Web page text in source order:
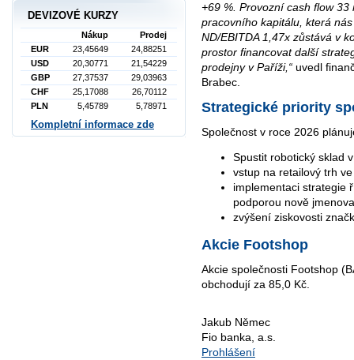
+69 %. Provozní cash flow
pracovního kapitálu, která
ND/EBITDA 1,47x zůstává v
prostor financovat další
prodejny v Paříži,“ uvedl
Brabec.
Strategické priority
Společnost v roce 2026
Spustit robotický sklad
vstup na retailový trh
implementaci strategie
podporou nově
zvýšení ziskovosti
Akcie Footshop
Akcie společnosti Footshop
obchodují za 85,0 Kč.
Jakub Němec
Fio banka, a.s.
Prohlášení
DEVIZOVÉ KURZY
Nákup
Prodej
EUR
23,45649
24,88251
USD
20,30771
21,54229
GBP
27,37537
29,03963
CHF
25,17088
26,70112
PLN
5,45789 5,78971
Kompletní informace zde